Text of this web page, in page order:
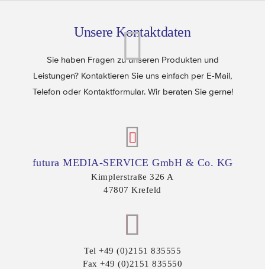
Unsere Kontaktdaten
Sie haben Fragen zu unseren Produkten und
Leistungen? Kontaktieren Sie uns einfach per E-Mail,
Telefon oder Kontaktformular. Wir beraten Sie gerne!
futura MEDIA-SERVICE GmbH & Co. KG
Kimplerstraße 326 A
47807 Krefeld
Tel +49 (0)2151 835555
Fax +49 (0)2151 835550